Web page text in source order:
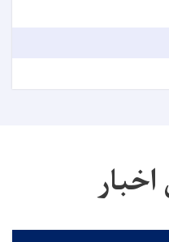
اخبار